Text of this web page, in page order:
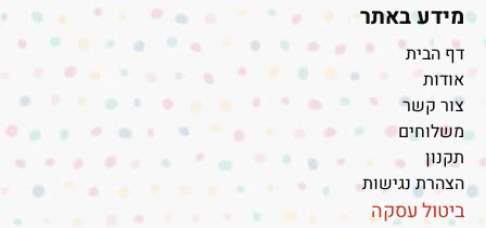
מידע באתר
דף הבית
אודות
צור קשר
משלוחים
תקנון
הצהרת נגישות
ביטול עסקה